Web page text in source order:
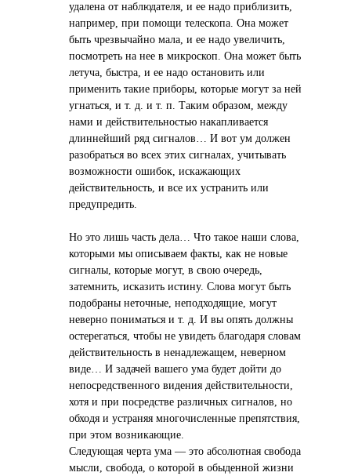
удалена от наблюдателя, и ее надо приблизить,
например, при помощи телескопа. Она может
быть чрезвычайно мала, и ее надо увеличить,
посмотреть на нее в микроскоп. Она может быть
летуча, быстра, и ее надо остановить или
применить такие приборы, которые могут за ней
угнаться, и т. д. и т. п. Таким образом, между
нами и действительностью накапливается
длиннейший ряд сигналов… И вот ум должен
разобраться во всех этих сигналах, учитывать
возможности ошибок, искажающих
действительность, и все их устранить или
предупредить.
Но это лишь часть дела… Что такое наши слова,
которыми мы описываем факты, как не новые
сигналы, которые могут, в свою очередь,
затемнить, исказить истину. Слова могут быть
подобраны неточные, неподходящие, могут
неверно пониматься и т. д. И вы опять должны
остерегаться, чтобы не увидеть благодаря словам
действительность в ненадлежащем, неверном
виде… И задачей вашего ума будет дойти до
непосредственного видения действительности,
хотя и при посредстве различных сигналов, но
обходя и устраняя многочисленные препятствия,
при этом возникающие.
Следующая черта ума — это абсолютная свобода
мысли, свобода, о которой в обыденной жизни